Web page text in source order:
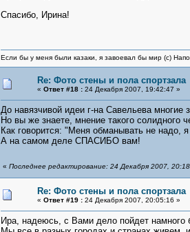
Спасибо, Ирина!
Если бы у меня были казаки, я завоевал бы мир (с)
Re: Фото стены и пола спортзала
« Ответ #18 : 24 Декабря 2007, 19:42:47 »
До навязчивой идеи г-на Савельева
Но вы же знаете, мнение такого солидного
Как говорится: "Меня обманывать не надо,
А на самом деле СПАСИБО вам!
« Последнее редактирование: 24 Декабря 2007,
Re: Фото стены и пола спортзала
« Ответ #19 : 24 Декабря 2007, 20:05:16 »
Ира, надеюсь, с Вами дело пойдет намного